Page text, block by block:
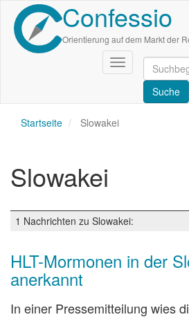
Direkt
zum
Inhalt
Confessio
Orientierung auf dem Markt der
Navigation
aktivieren/
Startseite Slowakei
Slowakei
1 Nachrichten zu Slowakei:
HLT-Mormonen in der
anerkannt
In einer Pressemitteilung wies